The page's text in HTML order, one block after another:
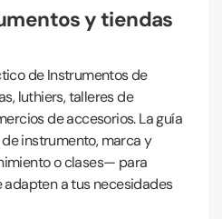
de Instrumentos de
luthiers, talleres de
de accesorios. La guía
instrumento, marca y
o clases— para
adapten a tus necesidades